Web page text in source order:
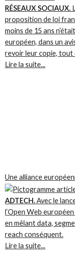
RÉSEAUX SOCIAUX.
proposition de loi
moins de 15 ans
européen, dans un
revoir leur copie, tout
Lire la suite...
Une alliance
ADTECH.Avec le
l’Open Web
en mêlant data,
reach conséquent.
Lire la suite...